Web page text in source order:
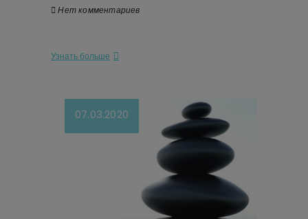
Нет комментариев
Узнать больше
07.03.2020